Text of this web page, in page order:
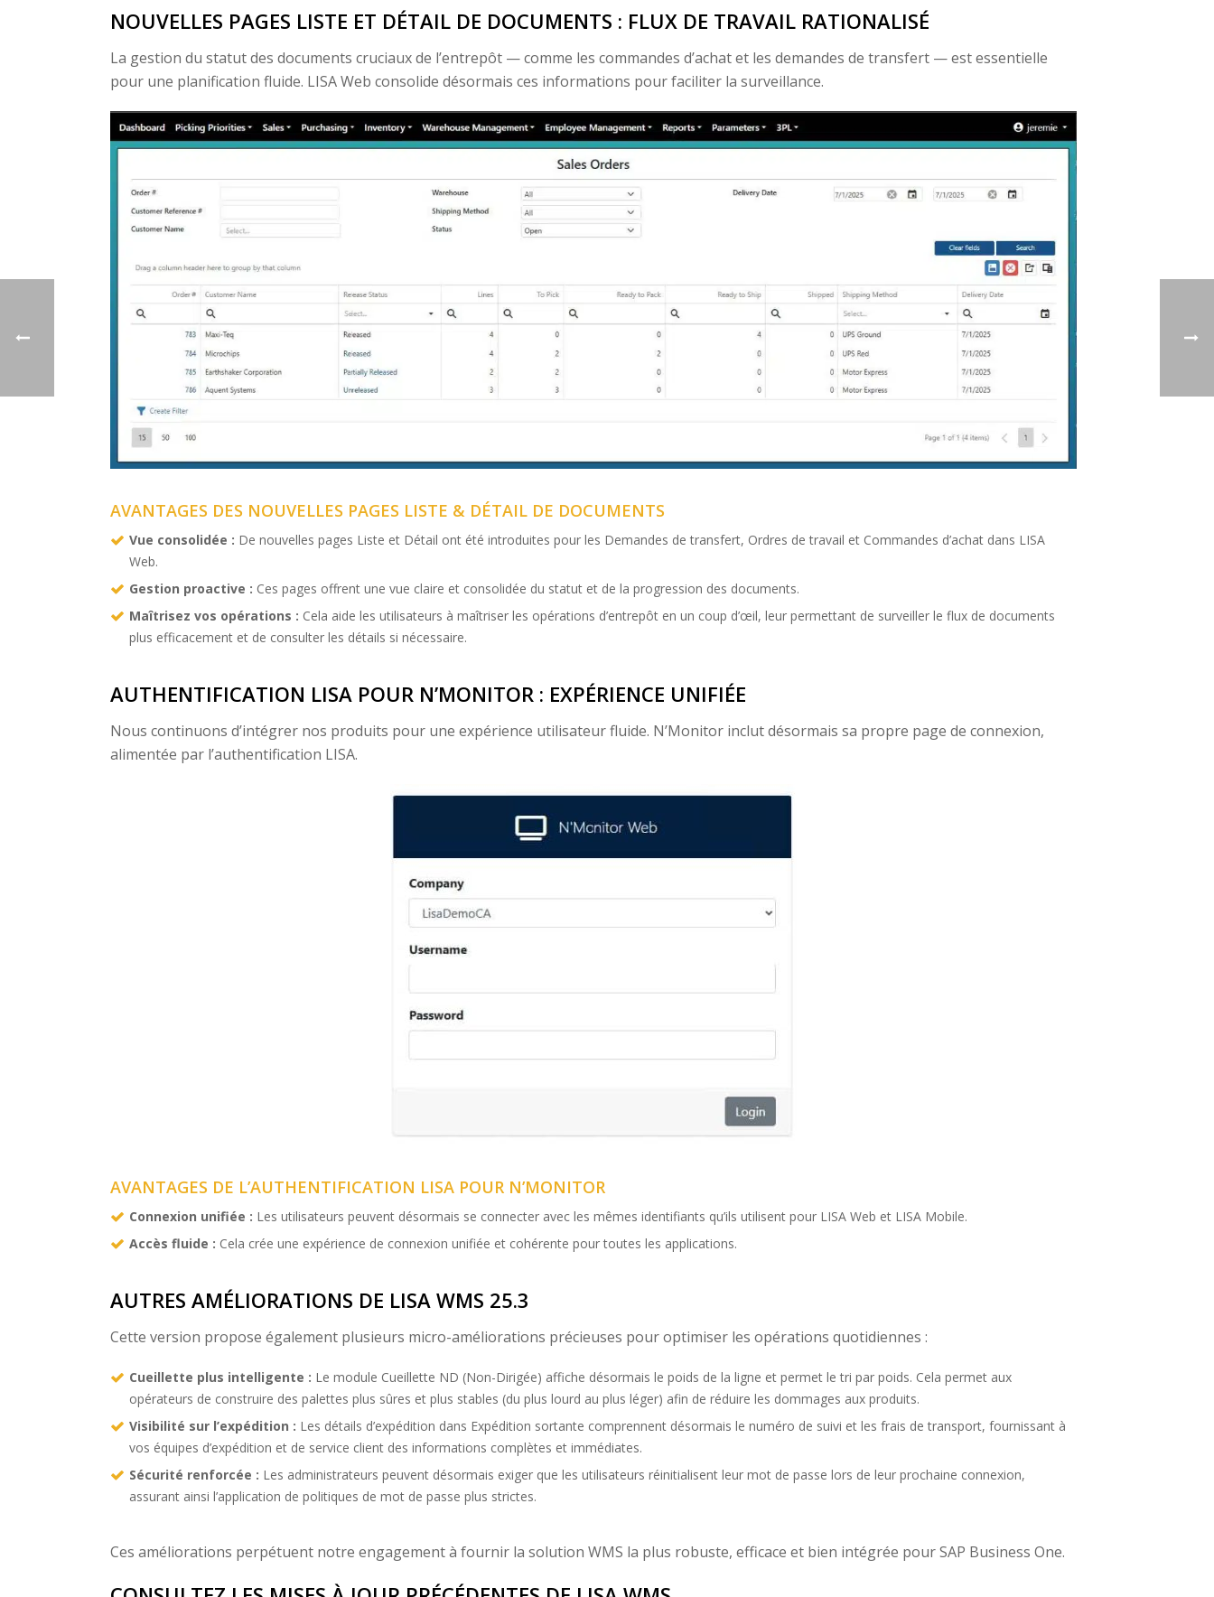
NOUVELLES PAGES LISTE ET DÉTAIL DE DOCUMENTS : FLUX DE TRAVAIL RATIONALISÉ
La gestion du statut des documents cruciaux de l’entrepôt — comme les commandes d’achat et les demandes de transfert — est essentielle
pour une planification fluide. LISA Web consolide désormais ces informations pour faciliter la surveillance.
AVANTAGES DES NOUVELLES PAGES LISTE & DÉTAIL DE DOCUMENTS
Vue consolidée : De nouvelles pages Liste et Détail ont été introduites pour les Demandes de transfert, Ordres de travail et Commandes d’achat dans LISA
Web.
Gestion proactive : Ces pages offrent une vue claire et consolidée du statut et de la progression des documents.
Maîtrisez vos opérations : Cela aide les utilisateurs à maîtriser les opérations d’entrepôt en un coup d’œil, leur permettant de surveiller le flux de documents
plus efficacement et de consulter les détails si nécessaire.
AUTHENTIFICATION LISA POUR N’MONITOR : EXPÉRIENCE UNIFIÉE
Nous continuons d’intégrer nos produits pour une expérience utilisateur fluide. N’Monitor inclut désormais sa propre page de connexion,
alimentée par l’authentification LISA.
AVANTAGES DE L’AUTHENTIFICATION LISA POUR N’MONITOR
Connexion unifiée : Les utilisateurs peuvent désormais se connecter avec les mêmes identifiants qu’ils utilisent pour LISA Web et LISA Mobile.
Accès fluide : Cela crée une expérience de connexion unifiée et cohérente pour toutes les applications.
AUTRES AMÉLIORATIONS DE LISA WMS 25.3
Cette version propose également plusieurs micro-améliorations précieuses pour optimiser les opérations quotidiennes :
Cueillette plus intelligente : Le module Cueillette ND (Non-Dirigée) affiche désormais le poids de la ligne et permet le tri par poids. Cela permet aux
opérateurs de construire des palettes plus sûres et plus stables (du plus lourd au plus léger) afin de réduire les dommages aux produits.
Visibilité sur l’expédition : Les détails d’expédition dans Expédition sortante comprennent désormais le numéro de suivi et les frais de transport, fournissant à
vos équipes d’expédition et de service client des informations complètes et immédiates.
Sécurité renforcée : Les administrateurs peuvent désormais exiger que les utilisateurs réinitialisent leur mot de passe lors de leur prochaine connexion,
assurant ainsi l’application de politiques de mot de passe plus strictes.
Ces améliorations perpétuent notre engagement à fournir la solution WMS la plus robuste, efficace et bien intégrée pour SAP Business One.